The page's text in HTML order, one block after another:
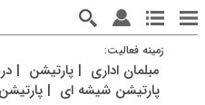
زمينه فعاليت:
مبلمان اداری | پارتیشن |
پارتیشن شیشه ای |